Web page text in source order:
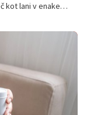
kot lani v enakem